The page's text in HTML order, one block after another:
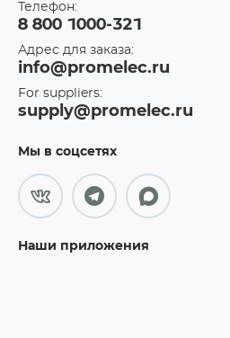
Телефон:
8 800 1000-321
Адрес для заказа:
info@promelec.ru
For suppliers:
supply@promelec.ru
Мы в соцсетях
Наши приложения